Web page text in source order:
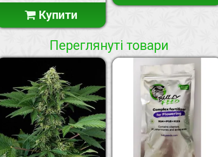
Купити
Переглянуті товари